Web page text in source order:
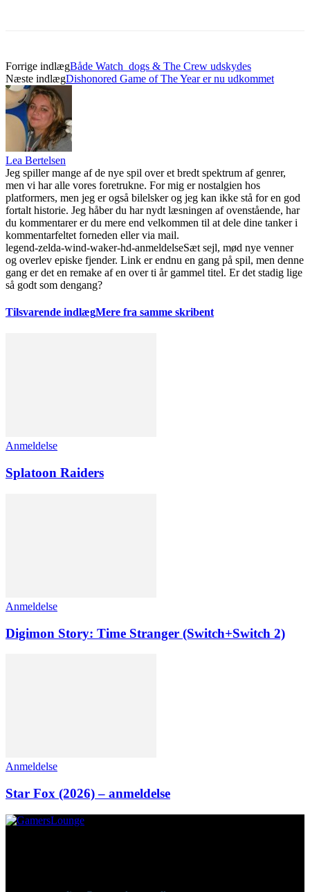
Forrige indlægBåde Watch_dogs & The Crew udskydes
Næste indlægDishonored Game of The Year er nu udkommet
Lea Bertelsen
Jeg spiller mange af de nye spil over et bredt spektrum af genrer,
men vi har alle vores foretrukne. For mig er nostalgien hos
platformers, men jeg er også bilelsker og jeg kan ikke stå for en god
fortalt historie. Jeg håber du har nydt læsningen af ovenstående, har
du kommentarer er du mere end velkommen til at dele dine tanker i
kommentarfeltet forneden eller via mail.
legend-zelda-wind-waker-hd-anmeldelseSæt sejl, mød nye venner
og overlev episke fjender. Link er endnu en gang på spil, men denne
gang er det en remake af en over ti år gammel titel. Er det stadig lige
så godt som dengang?
Tilsvarende indlægMere fra samme skribent
Anmeldelse
Splatoon Raiders
Anmeldelse
Digimon Story: Time Stranger (Switch+Switch 2)
Anmeldelse
Star Fox (2026) – anmeldelse